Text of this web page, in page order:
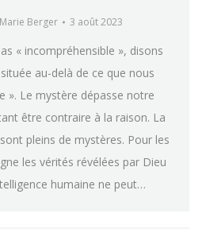
Berger 3 août 2023
« incompréhensible », disons
au-delà de ce que nous
». Le mystère dépasse notre
être contraire à la raison. La
pleins de mystères. Pour les
les vérités révélées par Dieu
humaine ne peut…